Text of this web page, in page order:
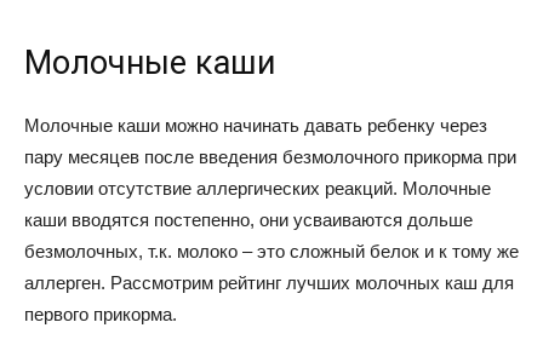
Молочные каши
Молочные каши можно начинать давать ребенку через
пару месяцев после введения безмолочного прикорма при
условии отсутствие аллергических реакций. Молочные
каши вводятся постепенно, они усваиваются дольше
безмолочных, т.к. молоко – это сложный белок и к тому же
аллерген. Рассмотрим рейтинг лучших молочных каш для
первого прикорма.